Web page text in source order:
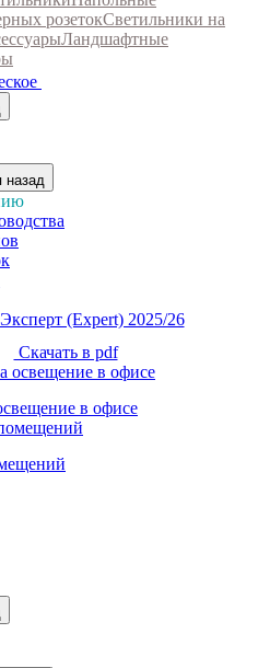
розетокСветильники на
Ландшафтные
назад
Скачать в pdf
в офисе